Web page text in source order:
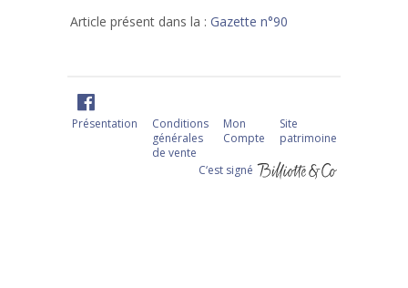
Article présent dans la : Gazette n°90
Présentation
Conditions
générales
de vente
Mon
Compte
Site
patrimoine
C‘est signé